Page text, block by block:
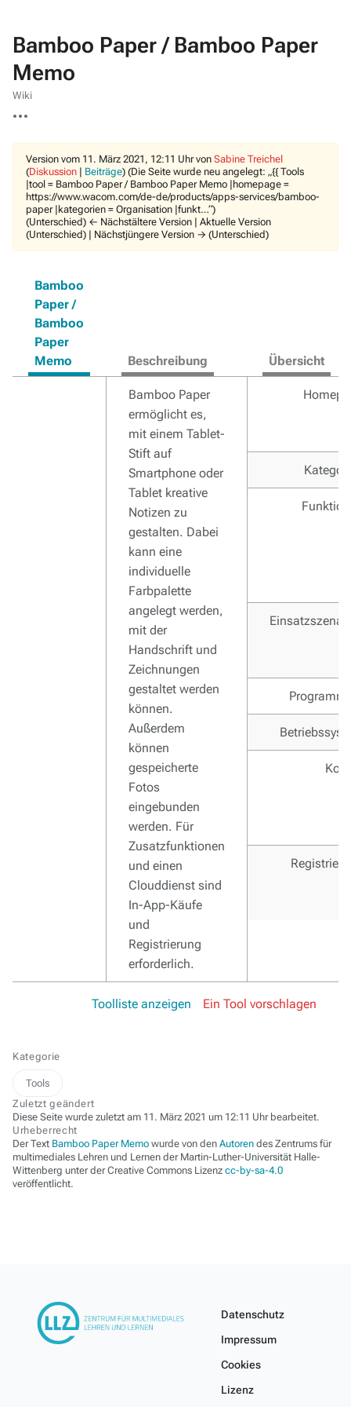
Bamboo Paper / Bamboo Paper
Memo
Wiki
Aktionen
Version vom 11. März 2021, 12:11 Uhr von Sabine Treichel
(Diskussion | Beiträge) (Die Seite wurde neu angelegt: „{{ Tools
|tool = Bamboo Paper / Bamboo Paper Memo |homepage =
https://www.wacom.com/de-de/products/apps-services/bamboo-
paper |kategorien = Organisation |funkt…“)
(Unterschied) ← Nächstältere Version | Aktuelle Version
(Unterschied) | Nächstjüngere Version → (Unterschied)
Bamboo
Paper /
Bamboo
Paper
Memo
Beschreibung Übersicht
Bamboo Paper
ermöglicht es,
mit einem Tablet-
Stift auf
Smartphone oder
Tablet kreative
Notizen zu
gestalten. Dabei
kann eine
individuelle
Farbpalette
angelegt werden,
mit der
Handschrift und
Zeichnungen
gestaltet werden
können.
Außerdem
können
gespeicherte
Fotos
eingebunden
werden. Für
Zusatzfunktionen
und einen
Clouddienst sind
In-App-Käufe
und
Registrierung
erforderlich.
Toolliste anzeigen Ein Tool vorschlagen
Kategorie
Tools
Zuletzt geändert
Diese Seite wurde zuletzt am 11. März 2021 um 12:11 Uhr bearbeitet.
Urheberrecht
Der Text Bamboo Paper Memo wurde von den Autoren des Zentrums für
multimediales Lehren und Lernen der Martin-Luther-Universität Halle-
Wittenberg unter der Creative Commons Lizenz cc-by-sa-4.0
veröffentlicht.
Datenschutz
Impressum
Cookies
Lizenz